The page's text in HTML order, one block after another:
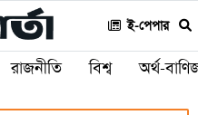
ই-পেপার
রাজনীতি বিশ্ব অর্থ-